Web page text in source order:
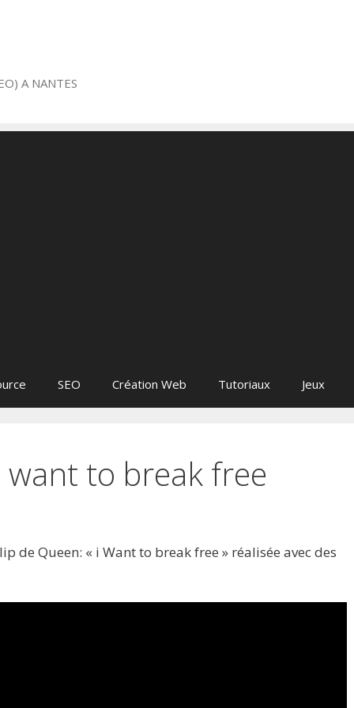
A NANTES
SEO Création Web Tutoriaux Jeux
to break free
de Queen: « i Want to break free » réalisée avec des